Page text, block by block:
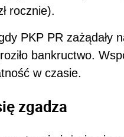
rocznie).
PKP PR zażądały
bankructwo.
w czasie.
zgadza